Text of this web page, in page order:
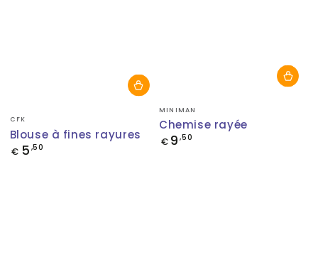
Fournisseur:
CFK
Blouse à fines rayures
Prix
€ 5 ,50
Fournisseur:
MINIMAN
Chemise rayée
Prix
€ 9 ,50